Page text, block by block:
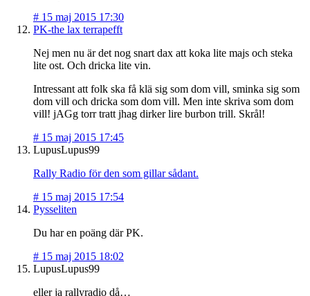
# 15 maj 2015 17:30
PK-the lax terrapefft
Nej men nu är det nog snart dax att koka lite majs och steka
lite ost. Och dricka lite vin.
Intressant att folk ska få klä sig som dom vill, sminka sig som
dom vill och dricka som dom vill. Men inte skriva som dom
vill! jAGg torr tratt jhag dirker lire burbon trill. Skrål!
# 15 maj 2015 17:45
LupusLupus99
Rally Radio för den som gillar sådant.
# 15 maj 2015 17:54
Pysseliten
Du har en poäng där PK.
# 15 maj 2015 18:02
LupusLupus99
eller ja rallyradio då…